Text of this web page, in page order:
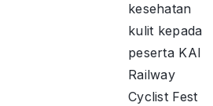
kesehatan
kulit kepada
peserta KAI
Railway
Cyclist Fest